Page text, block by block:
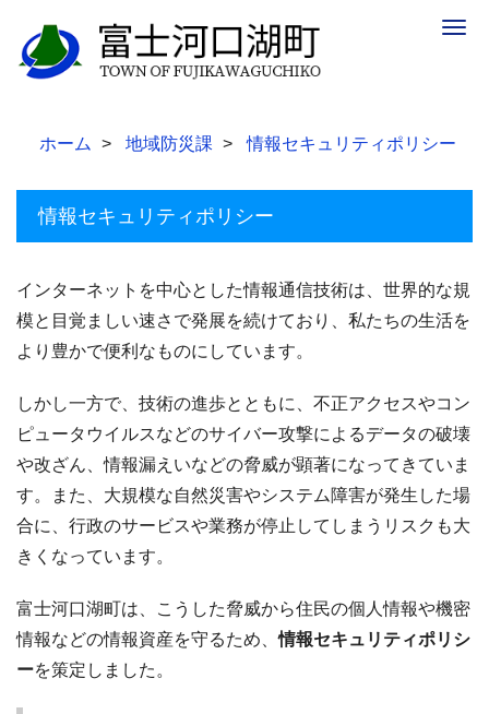
ホーム 地域防災課 情報セキュリティポリシー
情報セキュリティポリシー
インターネットを中心とした情報通信技術は、世界的な規
模と目覚ましい速さで発展を続けており、私たちの生活を
より豊かで便利なものにしています。
しかし一方で、技術の進歩とともに、不正アクセスやコン
ピュータウイルスなどのサイバー攻撃によるデータの破壊
や改ざん、情報漏えいなどの脅威が顕著になってきていま
す。また、大規模な自然災害やシステム障害が発生した場
合に、行政のサービスや業務が停止してしまうリスクも大
きくなっています。
富士河口湖町は、こうした脅威から住民の個人情報や機密
情報などの情報資産を守るため、情報セキュリティポリシ
ーを策定しました。